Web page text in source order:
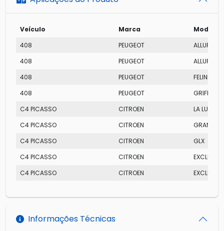
Veículo Marca
Modelo
408
PEUGEOT
ALLURE
408
PEUGEOT
ALLURE
408
PEUGEOT
FELINE
408
PEUGEOT
GRIFFE
C4 PICASSO
CITROEN
LA LUNA
C4 PICASSO
CITROEN
GRAN
C4 PICASSO
CITROEN
GLX
C4 PICASSO
CITROEN
EXCLUSIVE
C4 PICASSO
CITROEN EXCLUSIVE
Informações Técnicas